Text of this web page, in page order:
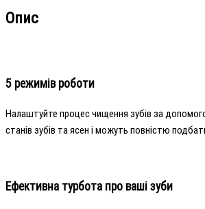
Опис
5 режимів роботи
Налаштуйте процес чищення зубів за
станів зубів та ясен і можуть повністю
Ефективна турбота про ваші зуби